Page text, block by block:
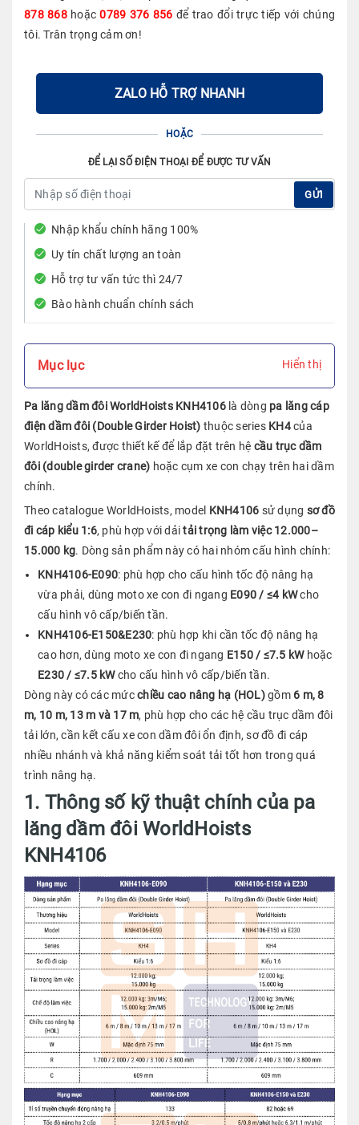
878 868hoặc0789 376 856 để trao đổi trực tiếp với chúng
tôi. Trân trọng cảm ơn!
ZALO HỖ TRỢ NHANH
HOẶC
ĐỂ LẠI SỐ ĐIỆN THOẠI ĐỂ ĐƯỢC TƯ VẤN
GỬI
Nhập khẩu chính hãng 100%
Uy tín chất lượng an toàn
Hỗ trợ tư vấn tức thì 24/7
Bào hành chuẩn chính sách
Mục lục Hiển thị
Pa lăng dầm đôi WorldHoists KNH4106là dòng pa lăng cáp
điện dầm đôi (Double Girder Hoist) thuộc series KH4của
WorldHoists, được thiết kế để lắp đặt trên hệ cầu trục dầm
đôi (double girder crane) hoặc cụm xe con chạy trên hai dầm
chính.
Theo catalogue WorldHoists, model KNH4106 sử dụng sơ đồ
đi cáp kiểu 1:6, phù hợp với dảitải trọng làm việc 12.000–
15.000 kg. Dòng sản phẩm này có hai nhóm cấu hình chính:
KNH4106-E090: phù hợp cho cấu hình tốc độ nâng hạ
vừa phải, dùng moto xe con đi ngang E090 / ≤4 kWcho
cấu hình vô cấp/biến tần.
KNH4106-E150&E230: phù hợp khi cần tốc độ nâng hạ
cao hơn, dùng moto xe con đi ngang E150 / ≤7.5 kWhoặc
E230 / ≤7.5 kWcho cấu hình vô cấp/biến tần.
Dòng này có các mứcchiều cao nâng hạ (HOL)gồm 6 m, 8
m, 10 m, 13 m và 17 m, phù hợp cho các hệ cầu trục dầm đôi
tải lớn, cần kết cấu xe con dầm đôi ổn định, sơ đồ đi cáp
nhiều nhánh và khả năng kiểm soát tải tốt hơn trong quá
trình nâng hạ.
1. Thông số kỹ thuật chính của pa
lăng dầm đôi WorldHoists
KNH4106